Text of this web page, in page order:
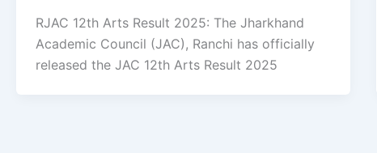
RJAC 12th Arts Result 2025: The Jharkhand
Academic Council (JAC), Ranchi has officially
released the JAC 12th Arts Result 2025